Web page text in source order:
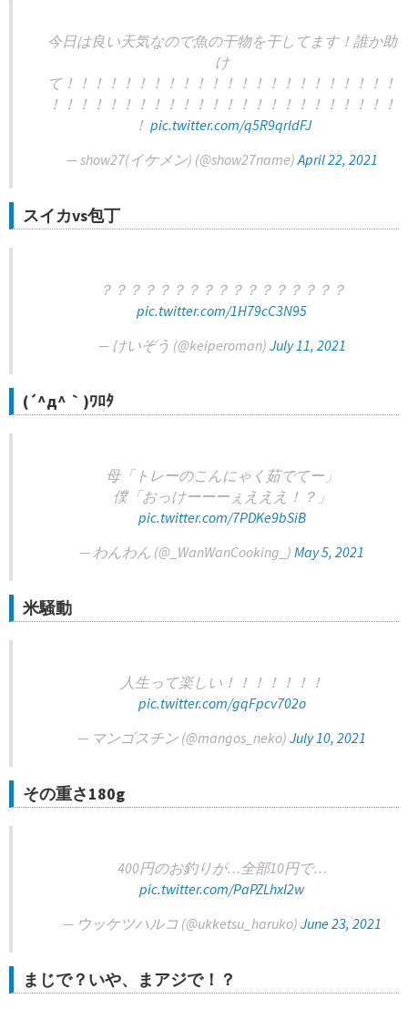
今日は良い天気なので魚の干物を干してます！誰か助
け
て！！！！！！！！！！！！！！！！！！！！！！！
！！！！！！！！！！！！！！！！！！！！！！！！
！ pic.twitter.com/q5R9qrldFJ
— show27(イケメン) (@show27name)April 22, 2021
スイカvs包丁
？？？？？？？？？？？？？？？？？
pic.twitter.com/1H79cC3N95
— けいぞう (@keiperoman) July 11, 2021
(´^д^｀)ﾜﾛﾀ
母「トレーのこんにゃく茹でてー」
僕「おっけーーーぇえええ！？」
pic.twitter.com/7PDKe9bSiB
— わんわん (@_WanWanCooking_) May 5, 2021
米騒動
人生って楽しい！！！！！！！
pic.twitter.com/gqFpcv702o
— マンゴスチン (@mangos_neko) July 10, 2021
その重さ180g
400円のお釣りが…全部10円で…
pic.twitter.com/PaPZLhxI2w
— ウッケツハルコ (@ukketsu_haruko) June 23, 2021
まじで？いや、まアジで！？